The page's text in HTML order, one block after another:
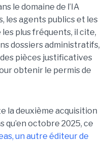
le domaine de l’IA
les agents publics et les
les plus fréquents, il cite,
dossiers administratifs,
pièces justificatives
obtenir le permis de
la deuxième acquisition
qu’en octobre 2025, ce
un autre éditeur de